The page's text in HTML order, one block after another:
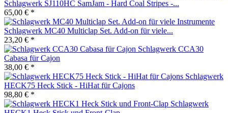
Schlagwerk SJ110HC SamJam - Hard Coal Stripes -...
65,00 € *
Schlagwerk MC40 Multiclap Set. Add-on für viele...
23,20 € *
Schlagwerk CCA30
Cabasa für Cajon
38,00 € *
Schlagwerk
HECK75 Heck Stick - HiHat für Cajons
98,80 € *
Schlagwerk